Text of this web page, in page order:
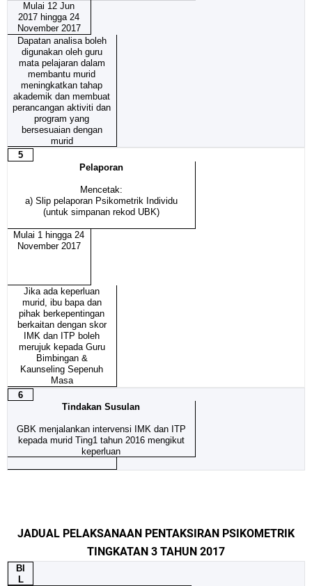
Mulai 12 Jun
2017 hingga 24
November 2017
Dapatan analisa boleh
digunakan oleh guru
mata pelajaran dalam
membantu murid
meningkatkan tahap
akademik dan membuat
perancangan aktiviti dan
program yang
bersesuaian dengan
murid
5
Pelaporan
Mencetak:
a) Slip pelaporan Psikometrik Individu
(untuk simpanan rekod UBK)
Mulai 1 hingga 24
November 2017
Jika ada keperluan
murid, ibu bapa dan
pihak berkepentingan
berkaitan dengan skor
IMK dan ITP boleh
merujuk kepada Guru
Bimbingan &
Kaunseling Sepenuh
Masa
6
Tindakan Susulan
GBK menjalankan intervensi IMK dan ITP
kepada murid Ting1 tahun 2016 mengikut
keperluan
JADUAL PELAKSANAAN PENTAKSIRAN PSIKOMETRIK
TINGKATAN 3 TAHUN 2017
BI
L